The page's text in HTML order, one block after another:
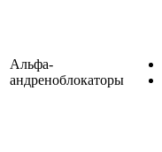
Альфа-
андреноблокаторы